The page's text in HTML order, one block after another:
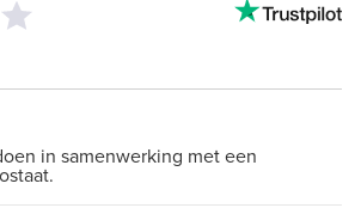
in samenwerking met een